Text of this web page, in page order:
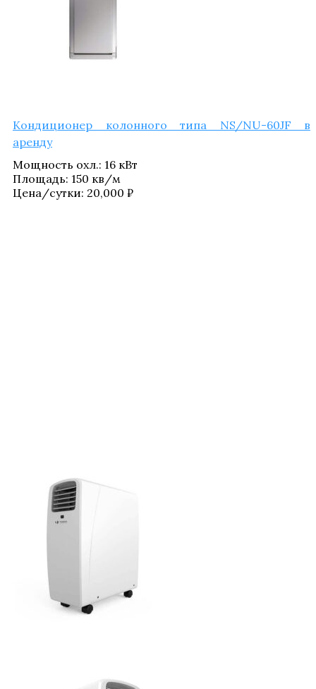
Кон­ди­ци­о­нер колон­но­го типа NS/NU-60JF в
аренду
Мощ­ность охл.: 16 кВт
Пло­щадь: 150 кв/​м
Цена/​сутки: 20,000 ₽